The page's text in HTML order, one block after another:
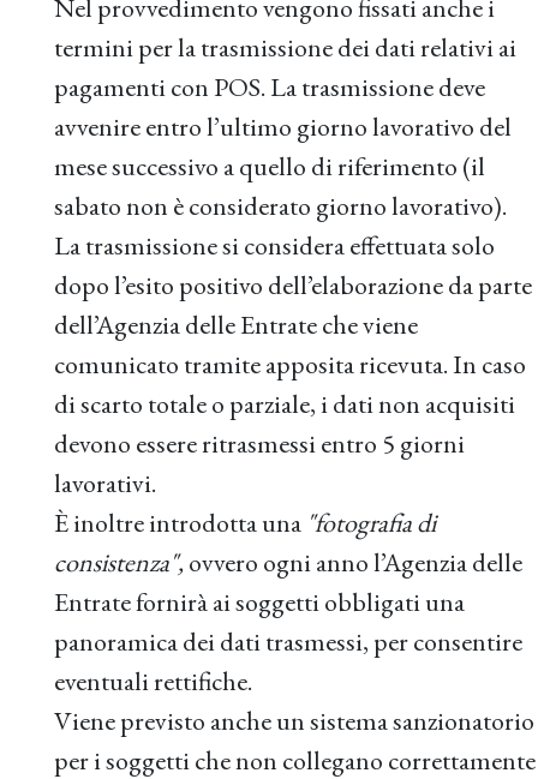
Nel provvedimento vengono fissati anche i
termini per la trasmissione dei dati relativi ai
pagamenti con POS. La trasmissione deve
avvenire entro l’ultimo giorno lavorativo del
mese successivo a quello di riferimento (il
sabato non è considerato giorno lavorativo).
La trasmissione si considera effettuata solo
dopo l’esito positivo dell’elaborazione da parte
dell’Agenzia delle Entrate che viene
comunicato tramite apposita ricevuta. In caso
di scarto totale o parziale, i dati non acquisiti
devono essere ritrasmessi entro 5 giorni
lavorativi.
È inoltre introdotta una "fotografia di
consistenza",ovvero ogni anno l’Agenzia delle
Entrate fornirà ai soggetti obbligati una
panoramica dei dati trasmessi, per consentire
eventuali rettifiche.
Viene previsto anche un sistema sanzionatorio
per i soggetti che non collegano correttamente